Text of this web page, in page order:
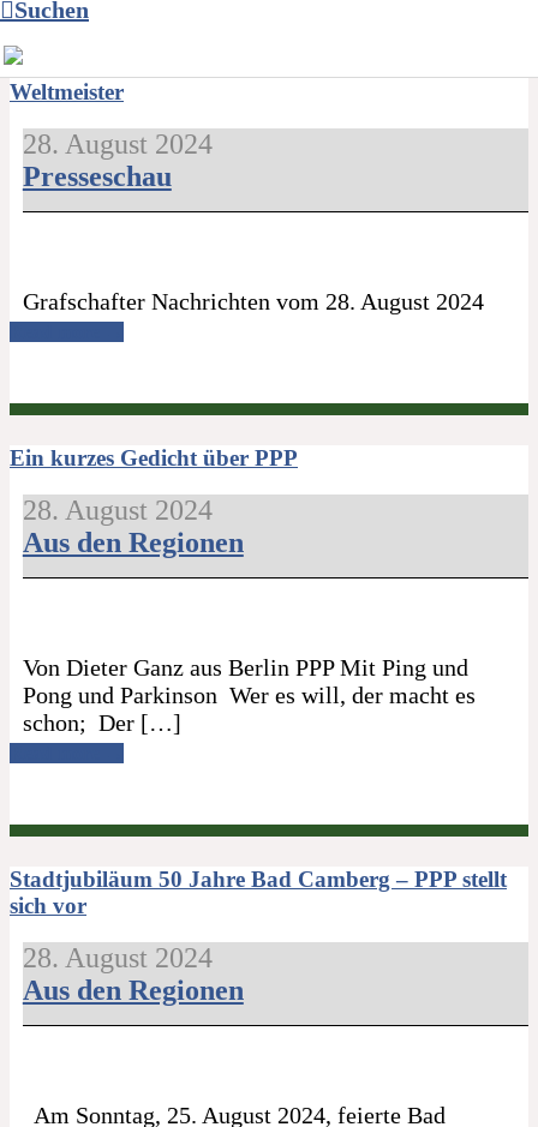
Suchen
“Heimische Sporthelden” : Landkreis ehrt vier
Weltmeister
28. August 2024
Presseschau
Grafschafter Nachrichten vom 28. August 2024
Ein kurzes Gedicht über PPP
28. August 2024
Aus den Regionen
Von Dieter Ganz aus Berlin PPP Mit Ping und
Pong und Parkinson Wer es will, der macht es
schon; Der […]
Stadtjubiläum 50 Jahre Bad Camberg – PPP stellt
sich vor
28. August 2024
Aus den Regionen
Am Sonntag, 25. August 2024, feierte Bad